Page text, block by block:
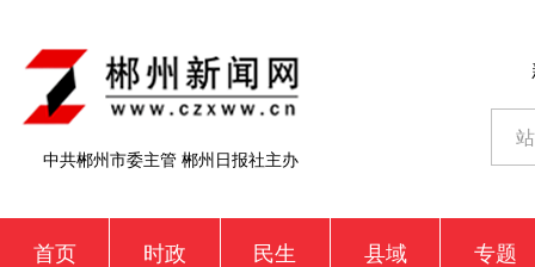
中共郴州市委主管 郴州日报社主办
首页 时政 民生 县域 专题